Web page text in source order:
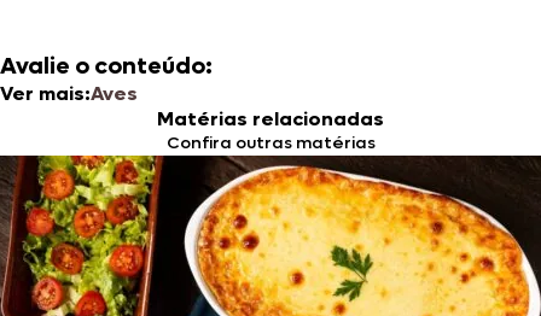
Avalie o conteúdo:
Ver mais:Aves
Matérias relacionadas
Confira outras matérias